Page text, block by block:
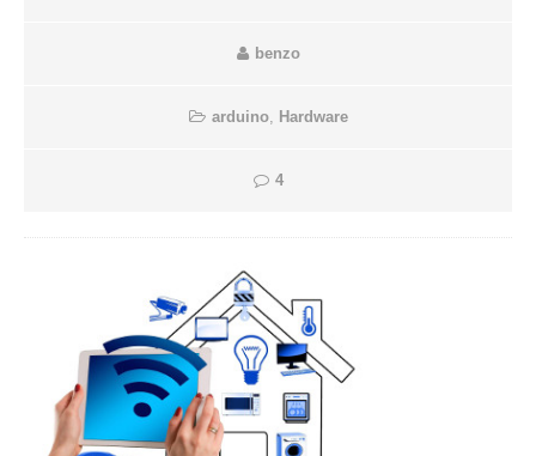
benzo
arduino, Hardware
4